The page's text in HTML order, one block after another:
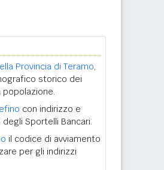
Provincia di Teramo,
storico dei
con indirizzo e
degli Sportelli Bancari.
il codice di avviamento
per gli indirizzi